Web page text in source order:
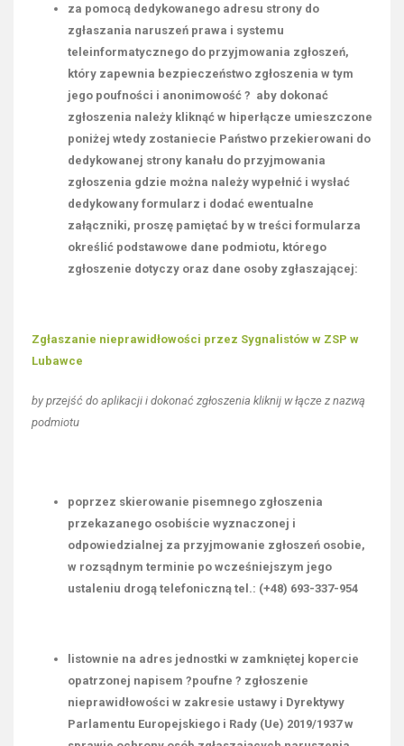
za pomocą dedykowanego adresu strony do
zgłaszania naruszeń prawa i systemu
teleinformatycznego do przyjmowania zgłoszeń,
który zapewnia bezpieczeństwo zgłoszenia w tym
jego poufności i anonimowość ? aby dokonać
zgłoszenia należy kliknąć w hiperłącze umieszczone
poniżej wtedy zostaniecie Państwo przekierowani do
dedykowanej strony kanału do przyjmowania
zgłoszenia gdzie można należy wypełnić i wysłać
dedykowany formularz i dodać ewentualne
załączniki, proszę pamiętać by w treści formularza
określić podstawowe dane podmiotu, którego
zgłoszenie dotyczy oraz dane osoby zgłaszającej:
Zgłaszanie nieprawidłowości przez Sygnalistów w ZSP w
Lubawce
by przejść do aplikacji i dokonać zgłoszenia kliknij w łącze z nazwą
podmiotu
poprzez skierowanie pisemnego zgłoszenia
przekazanego osobiście wyznaczonej i
odpowiedzialnej za przyjmowanie zgłoszeń osobie,
w rozsądnym terminie po wcześniejszym jego
ustaleniu drogą telefoniczną tel.: (+48) 693-337-954
listownie na adres jednostki w zamkniętej kopercie
opatrzonej napisem ?poufne ? zgłoszenie
nieprawidłowości w zakresie ustawy i Dyrektywy
Parlamentu Europejskiego i Rady (Ue) 2019/1937 w